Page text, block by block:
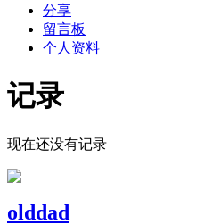
分享
留言板
个人资料
记录
现在还没有记录
olddad